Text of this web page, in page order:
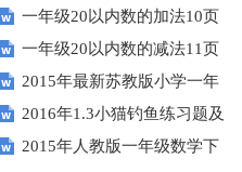
册期末素养测评卷（考试版A4
人教版）
一年级20以内数的加法10页
一年级20以内数的减法11页
2015年最新苏教版小学一年
级数学下册第一次月考试卷
2016年1.3小猫钓鱼练习题及
答案2015年人教版一年级数学下